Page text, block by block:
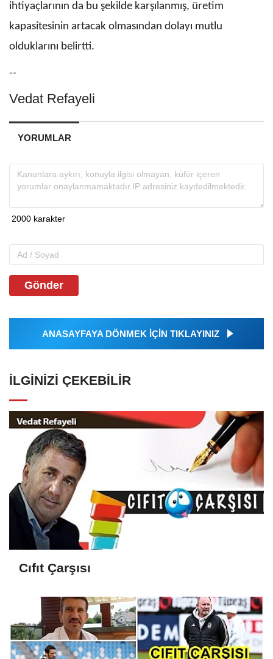
ihtiyaçlarının da bu şekilde karşılanmış, üretim
kapasitesinin artacak olmasından dolayı mutlu
olduklarını belirtti.
--
Vedat Refayeli
YORUMLAR
Gönder
ANASAYFAYA DÖNMEK İÇİN TIKLAYINIZ
İLGINIZI ÇEKEBILIR
Cıfıt Çarşısı